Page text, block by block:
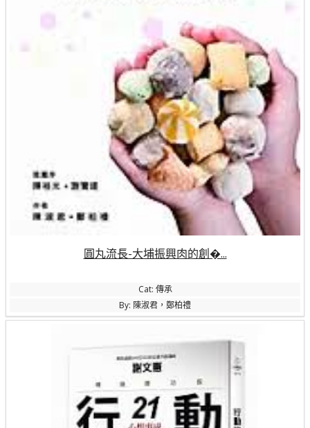
圓丸流長-大埔振興肉的創�...
Cat: 傳承
By: 陳淑君，鄭柏禮